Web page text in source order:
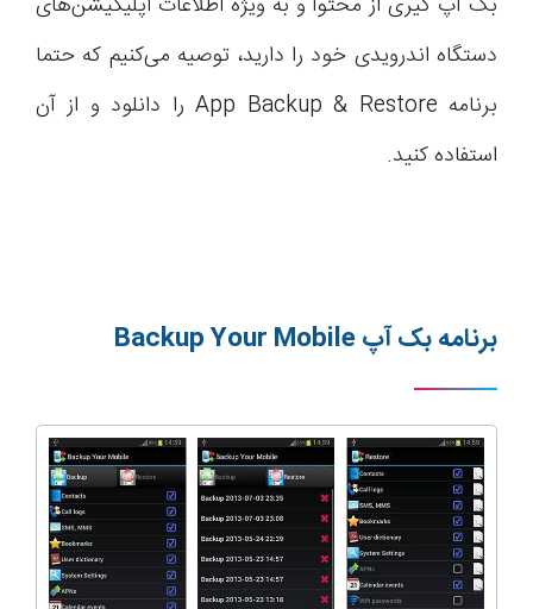
دستگاه اندرویدی خود را دارید، توصیه می‌کنیم که حتما
برنامه App Backup & Restore را دانلود و از آن
استفاده کنید.
برنامه بک آپBackup Your Mobile